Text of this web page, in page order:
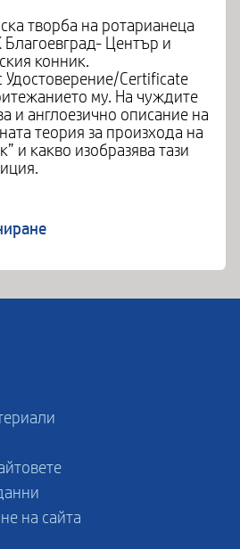
творба на ротарианеца
Център и
конник.
Удостоверение/Certificate
му. На чуждите
и англоезично описание на
теория за произхода на
и какво изобразява тази
на сайта